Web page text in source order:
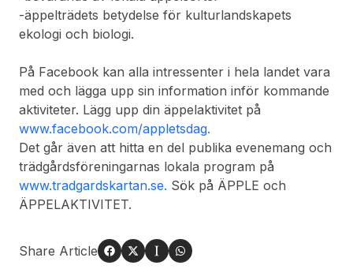
-äppelträdets betydelse för kulturlandskapets
ekologi och biologi.
På Facebook kan alla intressenter i hela landet vara
med och lägga upp sin information inför kommande
aktiviteter. Lägg upp din äppelaktivitet på
www.facebook.com/appletsdag.
Det går även att hitta en del publika evenemang och
trädgårdsföreningarnas lokala program på
www.tradgardskartan.se. Sök på ÄPPLE och
ÄPPELAKTIVITET.
Share Article